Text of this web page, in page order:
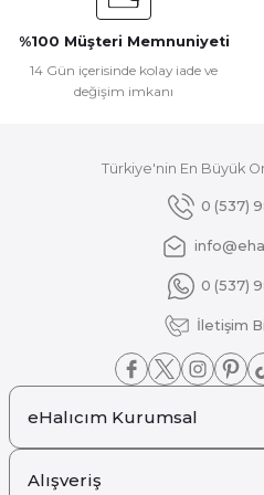
Ürün fiyatı diğer sitelerden daha
%100 Müşteri Memnuniyeti
14 Gün içerisinde kolay iade ve
değişim imkanı
Türkiye'nin En Büyük
0 (537)
0 (537)
İletişim
eHalıcım Kurumsal
Alışveriş